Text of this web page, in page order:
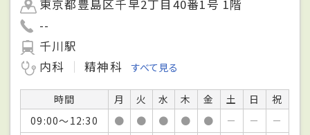
東京都豊島区千早2丁目40番1号 1階
--
千川駅
内科
精神科 すべて見る
時間 月 火 水 木 金 土 日
祝
09:00～12:30
● ● ● ● ● － －
－